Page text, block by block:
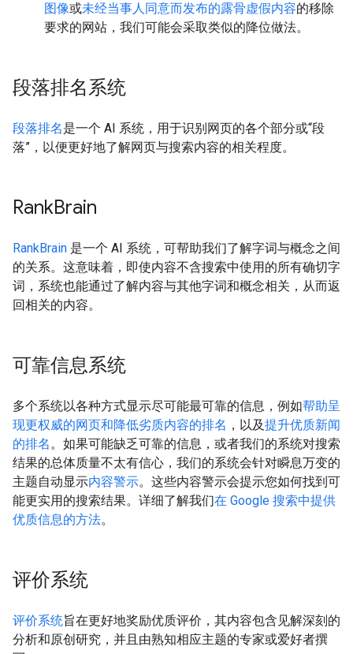
图像或未经当事人同意而发布的露骨虚假内容的移除
要求的网站，我们可能会采取类似的降位做法。
段落排名系统
段落排名是一个 AI 系统，用于识别网页的各个部分或“段
落”，以便更好地了解网页与搜索内容的相关程度。
RankBrain
RankBrain 是一个 AI 系统，可帮助我们了解字词与概念之间
的关系。这意味着，即使内容不含搜索中使用的所有确切字
词，系统也能通过了解内容与其他字词和概念相关，从而返
回相关的内容。
可靠信息系统
多个系统以各种方式显示尽可能最可靠的信息，例如帮助呈
现更权威的网页和降低劣质内容的排名 ，以及提升优质新闻
的排名。如果可能缺乏可靠的信息，或者我们的系统对搜索
结果的总体质量不太有信心，我们的系统会针对瞬息万变的
主题自动显示内容警示。这些内容警示会提示您如何找到可
能更实用的搜索结果。详细了解我们在 Google 搜索中提供
优质信息的方法。
评价系统
评价系统旨在更好地奖励优质评价，其内容包含见解深刻的
分析和原创研究，并且由熟知相应主题的专家或爱好者撰